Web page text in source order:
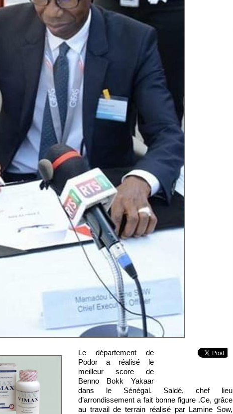
Le département de
Podor a réalisé le
meilleur score de
Benno Bokk Yakaar
dans le Sénégal. Saldé, chef lieu
d’arrondissement a fait bonne figure .Ce, grâce
au travail de terrain réalisé par Lamine Sow,